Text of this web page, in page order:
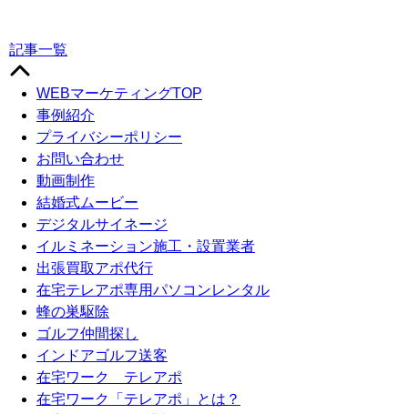
記事一覧
WEBマーケティングTOP
事例紹介
プライバシーポリシー
お問い合わせ
動画制作
結婚式ムービー
デジタルサイネージ
イルミネーション施工・設置業者
出張買取アポ代行
在宅テレアポ専用パソコンレンタル
蜂の巣駆除
ゴルフ仲間探し
インドアゴルフ送客
在宅ワーク テレアポ
在宅ワーク「テレアポ」とは？